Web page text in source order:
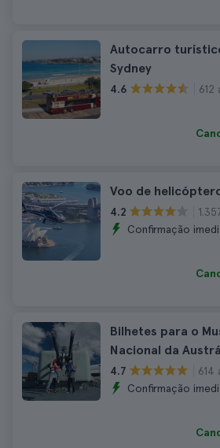
Autocarro
Sydney
4.6 612
Voo de
4.2
Confirmação
Bilhetes para o
Nacional da
4.7
614
Confirmação